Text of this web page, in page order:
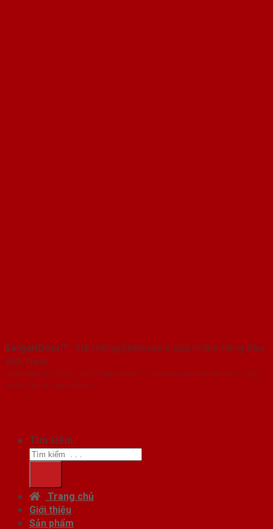
SaigonDoor™ - Hệ thống Showroom cửa nhôm hàng đầu
Việt Nam
Copyright ⓒ 2016 – 2026 SaigonDoor™ - www.bancuanhom.com | Đơn
vị chủ quản SaigonDoor
Tìm kiếm:
Trang chủ
Giới thiệu
Sản phẩm